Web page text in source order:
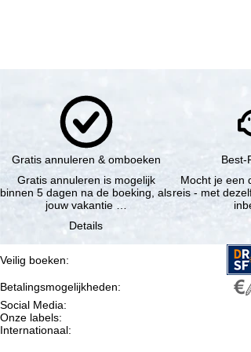
Gratis annuleren & omboeken
Gratis annuleren is mogelijk
binnen 5 dagen na de boeking, als
jouw vakantie …
Details
Best-
Mocht je een
reis - met
Veilig boeken:
Betalingsmogelijkheden:
Social Media:
Onze labels:
Internationaal: